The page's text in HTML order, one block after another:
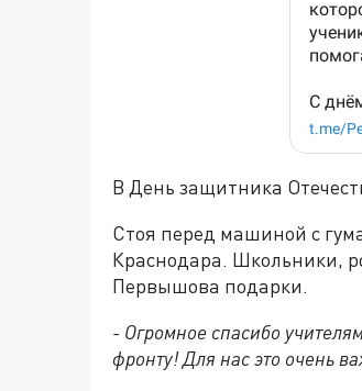
В День защитника
Стоя перед машиной с
Краснодара. Школьники,
Первышова подарки.
- Огромное спасибо
фронту! Для нас это очень